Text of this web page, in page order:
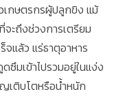
เกษตรกรผู้ปลูกขิง แม้
ะถึงช่วงการเตรียม
จแล้ว แร่ธาตุอาหาร
มเข้าไปรวมอยู่ในแง่ง
เติบโตหรือน้ำหนัก